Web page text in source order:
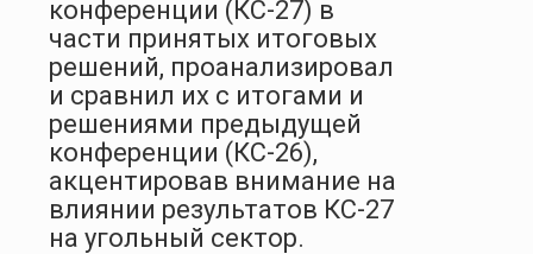
конференции (КС-27) в
части принятых итоговых
решений, проанализировал
и сравнил их с итогами и
решениями предыдущей
конференции (КС-26),
акцентировав внимание на
влиянии результатов КС-27
на угольный сектор.